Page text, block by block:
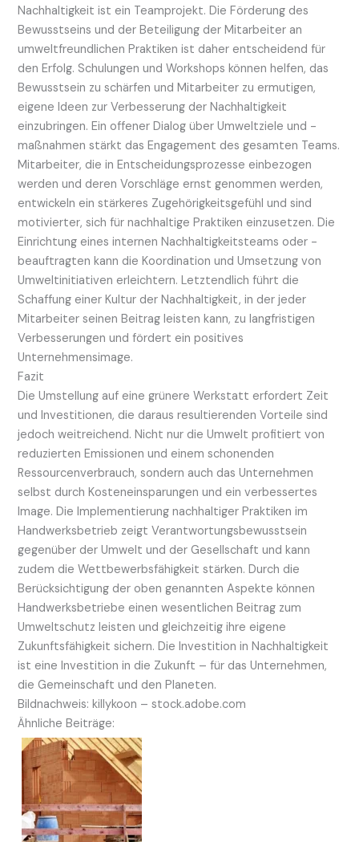
Nachhaltigkeit ist ein Teamprojekt. Die Förderung des
Bewusstseins und der Beteiligung der Mitarbeiter an
umweltfreundlichen Praktiken ist daher entscheidend für
den Erfolg. Schulungen und Workshops können helfen, das
Bewusstsein zu schärfen und Mitarbeiter zu ermutigen,
eigene Ideen zur Verbesserung der Nachhaltigkeit
einzubringen. Ein offener Dialog über Umweltziele und -
maßnahmen stärkt das Engagement des gesamten Teams.
Mitarbeiter, die in Entscheidungsprozesse einbezogen
werden und deren Vorschläge ernst genommen werden,
entwickeln ein stärkeres Zugehörigkeitsgefühl und sind
motivierter, sich für nachhaltige Praktiken einzusetzen. Die
Einrichtung eines internen Nachhaltigkeitsteams oder -
beauftragten kann die Koordination und Umsetzung von
Umweltinitiativen erleichtern. Letztendlich führt die
Schaffung einer Kultur der Nachhaltigkeit, in der jeder
Mitarbeiter seinen Beitrag leisten kann, zu langfristigen
Verbesserungen und fördert ein positives
Unternehmensimage.
Fazit
Die Umstellung auf eine grünere Werkstatt erfordert Zeit
und Investitionen, die daraus resultierenden Vorteile sind
jedoch weitreichend. Nicht nur die Umwelt profitiert von
reduzierten Emissionen und einem schonenden
Ressourcenverbrauch, sondern auch das Unternehmen
selbst durch Kosteneinsparungen und ein verbessertes
Image. Die Implementierung nachhaltiger Praktiken im
Handwerksbetrieb zeigt Verantwortungsbewusstsein
gegenüber der Umwelt und der Gesellschaft und kann
zudem die Wettbewerbsfähigkeit stärken. Durch die
Berücksichtigung der oben genannten Aspekte können
Handwerksbetriebe einen wesentlichen Beitrag zum
Umweltschutz leisten und gleichzeitig ihre eigene
Zukunftsfähigkeit sichern. Die Investition in Nachhaltigkeit
ist eine Investition in die Zukunft – für das Unternehmen,
die Gemeinschaft und den Planeten.
Bildnachweis:killykoon – stock.adobe.com
Ähnliche Beiträge: